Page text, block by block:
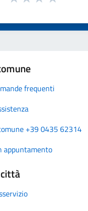
frequenti
+39 0435 62314
appuntamento